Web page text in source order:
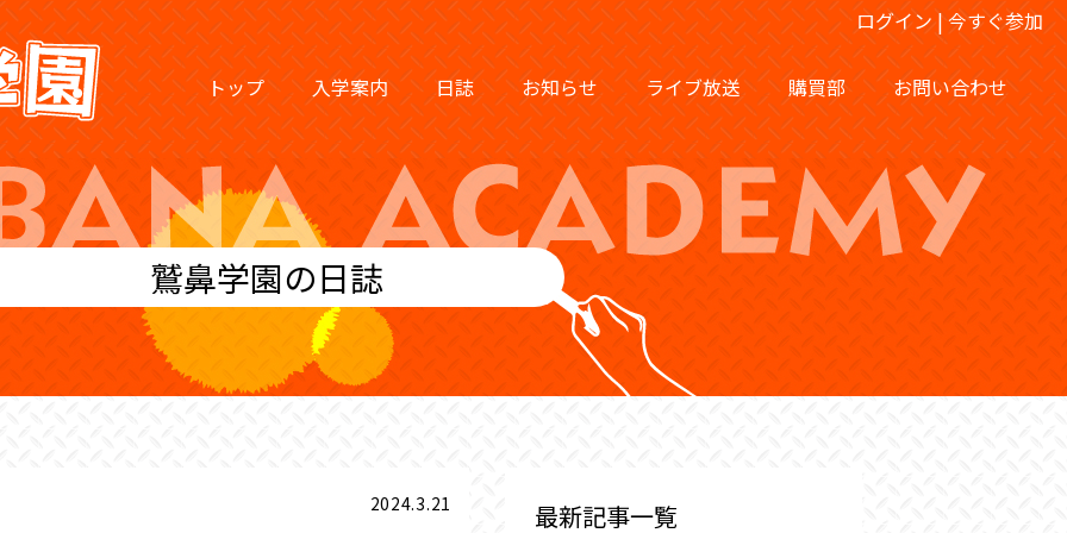
ログイン | 今すぐ参加
トップ 入学案内 日誌 お知らせ ライブ放送 購買部 お問い合わせ
鷲鼻学園の日誌
2024.3.21 最新記事一覧